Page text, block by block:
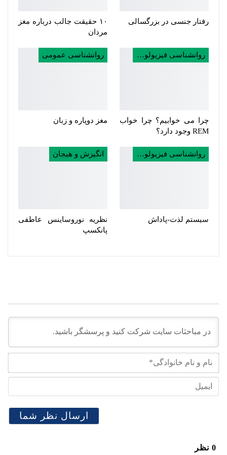
رفتار جنسی در بزرگسالی
۱۰ حقیقت جالب درباره مغز
مردان
روانشناسی فیزیولوژی
چرا می خوابیم؟ چرا خواب
REM وجود دارد؟
روانشناسی عمومی
مغز دوپاره و زبان
روانشناسی فیزیولوژی
سیستم لذت-پاداش
انگیزش و هیجان
نظریه‌ نوروساینس عاطفی
پانکسپ
نام
0 نظر